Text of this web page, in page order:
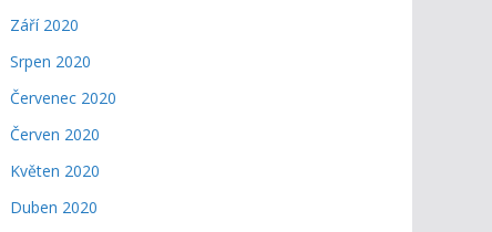
Září 2020
Srpen 2020
Červenec 2020
Červen 2020
Květen 2020
Duben 2020